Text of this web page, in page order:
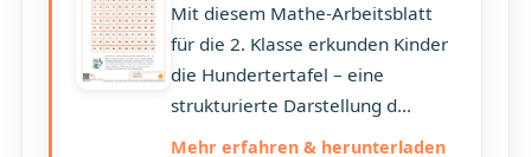
Mit diesem Mathe-Arbeitsblatt
für die 2. Klasse erkunden Kinder
die Hundertertafel – eine
strukturierte Darstellung d...
Mehr erfahren & herunterladen